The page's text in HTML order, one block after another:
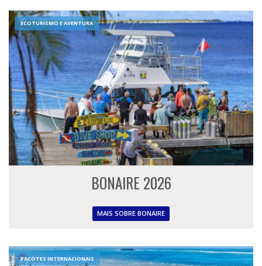
ECOTURISMO E AVENTURA
BONAIRE 2026
MAIS SOBRE BONAIRE
PACOTES INTERNACIONAIS